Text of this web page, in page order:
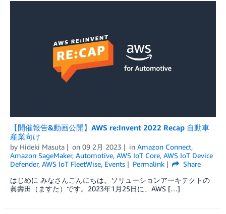
【開催報告&動画公開】AWS re:Invent 2022 Recap 自動車
産業向け
by Hideki Masuta on 09 2月 2023 in Amazon Connect,
Amazon SageMaker, Automotive, AWS IoT Core, AWS IoT Device
Defender, AWS IoT FleetWise, Events Permalink
Share
はじめに みなさんこんにちは。ソリューションアーキテクトの
眞壽田（ますた）です。2023年1月25日に、AWS […]